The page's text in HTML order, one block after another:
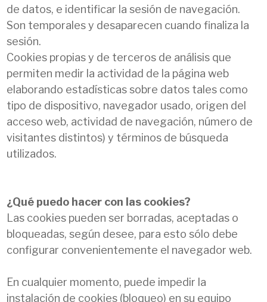
de datos, e identificar la sesión de navegación.
Son temporales y desaparecen cuando finaliza la
sesión.
Cookies propias y de terceros de análisis que
permiten medir la actividad de la página web
elaborando estadísticas sobre datos tales como
tipo de dispositivo, navegador usado, origen del
acceso web, actividad de navegación, número de
visitantes distintos) y términos de búsqueda
utilizados.
¿Qué puedo hacer con las cookies?
Las cookies pueden ser borradas, aceptadas o
bloqueadas, según desee, para esto sólo debe
configurar convenientemente el navegador web.
En cualquier momento, puede impedir la
instalación de cookies (bloqueo) en su equipo